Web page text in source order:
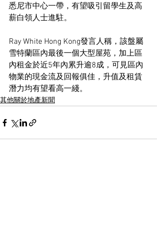
悉尼市中心一帶，有望吸引留學生及高
薪白領人士進駐。
Ray White Hong Kong發言人稱，該盤屬
雪特蘭區內最後一個大型屋苑，加上區
內租金於近5年內累升逾8成，可見區內
物業的現金流及回報俱佳，升值及租賃
潛力均有望看高一綫。
其他關於地產新聞